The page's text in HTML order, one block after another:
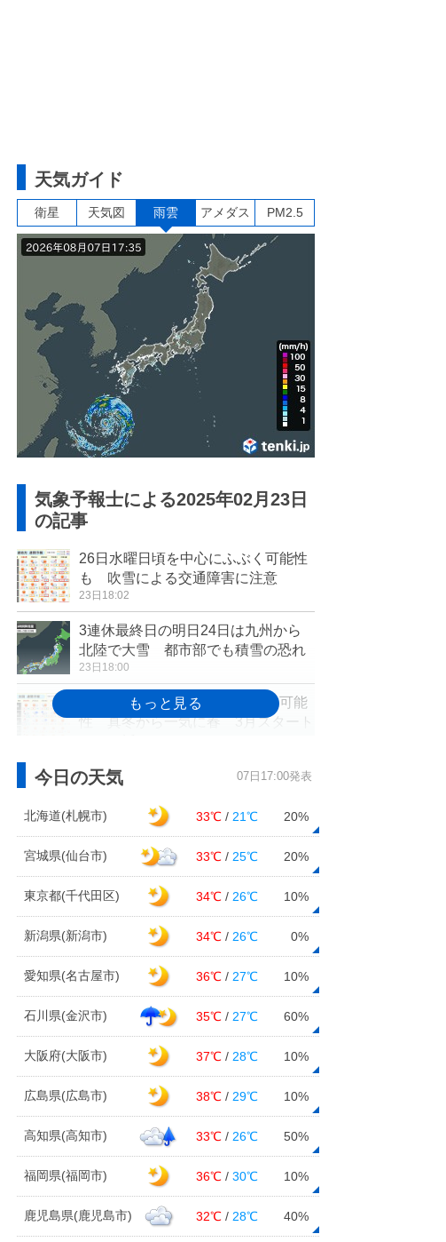
天気ガイド
衛星 天気図 雨雲 アメダス PM2.5
気象予報士による2025年02月23日
の記事
26日水曜日頃を中心にふぶく可能性
も 吹雪による交通障害に注意
23日18:02
3連休最終日の明日24日は九州から
北陸で大雪 都市部でも積雪の恐れ
23日18:00
24日朝にかけて大阪など積雪の可能
性 真冬から一気に春 3月スタート
化 3月に入ると爆発的に増加の見込
み
23日15:51
今日2月23日は「富士山の日」 初
春の青空をバックに富士山がくっき
23日14:30
道路影響予測 3連休最終日24日は
九州や中国地方で影響「大」
23日13:58
東京都心など関東南部では24日朝に
かけて雪の降る可能性 路面の凍結
に注意
23日11:52
弘前では統計開始以来最も雪が積も
る 平地でも平年を超える積雪
23日11:00
明日24日朝 大阪周辺でも積雪のお
今日の天気 07日17:00発表
北海道(札幌市) 33℃ / 21℃ 20%
宮城県(仙台市) 33℃ / 25℃ 20%
東京都(千代田区) 34℃ / 26℃ 10%
新潟県(新潟市) 34℃ / 26℃ 0%
愛知県(名古屋市) 36℃ / 27℃ 10%
石川県(金沢市) 35℃ / 27℃ 60%
大阪府(大阪市) 37℃ / 28℃ 10%
広島県(広島市) 38℃ / 29℃ 10%
高知県(高知市) 33℃ / 26℃ 50%
福岡県(福岡市) 36℃ /30℃ 10%
鹿児島県(鹿児島市) 32℃ / 28℃ 40%